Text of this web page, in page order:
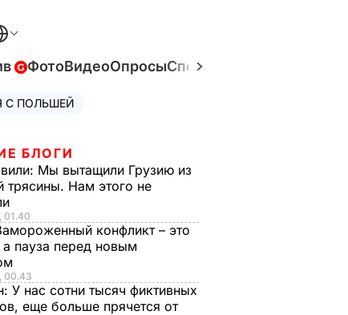
ФотоВидеоОпросыСпецпроекты
С ПОЛЬШЕЙ
БЛОГИ
Мы вытащили Грузию из
трясины. Нам этого не
01.40
конфликт – это
пауза перед новым
00.43
У нас сотни тысяч фиктивных
еще больше прячется от